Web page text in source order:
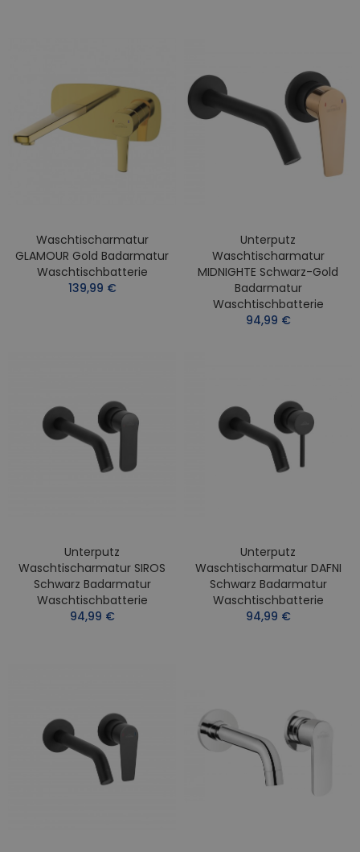
Waschtischarmatur
GLAMOUR Gold Badarmatur
Waschtischbatterie
139,99 €
Unterputz
Waschtischarmatur
MIDNIGHTE Schwarz-Gold
Badarmatur
Waschtischbatterie
94,99 €
Unterputz
Waschtischarmatur SIROS
Schwarz Badarmatur
Waschtischbatterie
94,99 €
Unterputz
Waschtischarmatur DAFNI
Schwarz Badarmatur
Waschtischbatterie
94,99 €